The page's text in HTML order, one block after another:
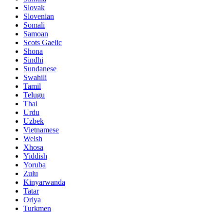
Slovak
Slovenian
Somali
Samoan
Scots Gaelic
Shona
Sindhi
Sundanese
Swahili
Tamil
Telugu
Thai
Urdu
Uzbek
Vietnamese
Welsh
Xhosa
Yiddish
Yoruba
Zulu
Kinyarwanda
Tatar
Oriya
Turkmen